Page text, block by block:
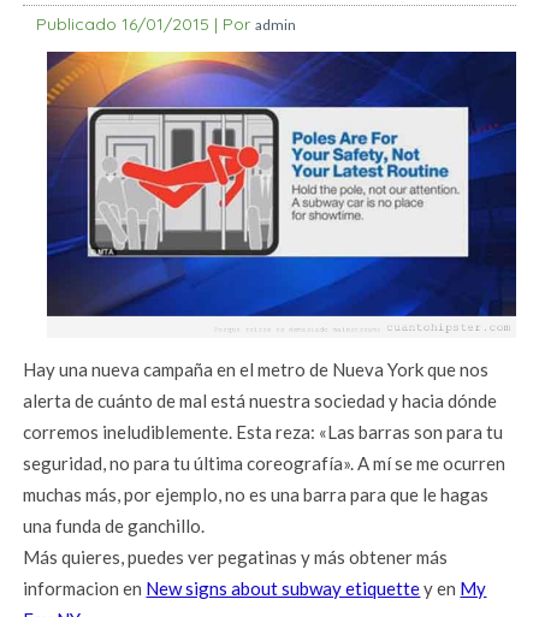
Publicado 16/01/2015 | Por admin
Hay una nueva campaña en el metro de Nueva York que nos
alerta de cuánto de mal está nuestra sociedad y hacia dónde
corremos ineludiblemente. Esta reza: «Las barras son para tu
seguridad, no para tu última coreografía». A mí se me ocurren
muchas más, por ejemplo, no es una barra para que le hagas
una funda de ganchillo.
Más quieres, puedes ver pegatinas y más obtener más
informacion en New signs about subway etiquettey en My